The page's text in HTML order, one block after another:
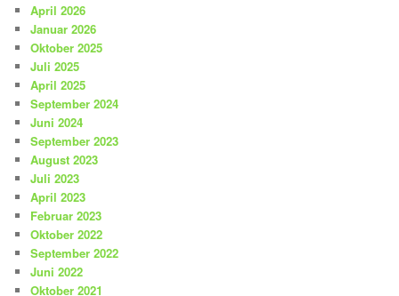
April 2026
Januar 2026
Oktober 2025
Juli 2025
April 2025
September 2024
Juni 2024
September 2023
August 2023
Juli 2023
April 2023
Februar 2023
Oktober 2022
September 2022
Juni 2022
Oktober 2021